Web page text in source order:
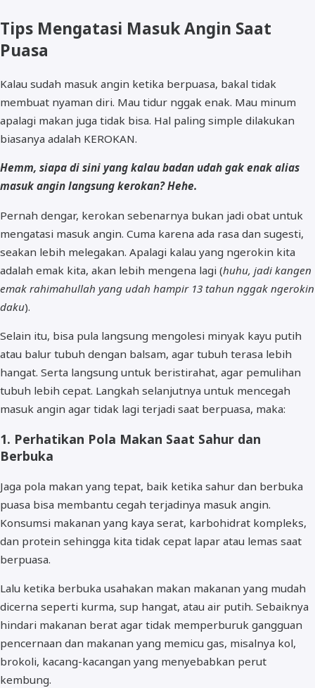
Tips Mengatasi Masuk Angin Saat
Puasa
Kalau sudah masuk angin ketika berpuasa, bakal tidak
membuat nyaman diri. Mau tidur nggak enak. Mau minum
apalagi makan juga tidak bisa. Hal paling simple dilakukan
biasanya adalah KEROKAN.
Hemm, siapa di sini yang kalau badan udah gak enak alias
masuk angin langsung kerokan? Hehe.
Pernah dengar, kerokan sebenarnya bukan jadi obat untuk
mengatasi masuk angin. Cuma karena ada rasa dan sugesti,
seakan lebih melegakan. Apalagi kalau yang ngerokin kita
adalah emak kita, akan lebih mengena lagi (huhu, jadi kangen
emak rahimahullah yang udah hampir 13 tahun nggak ngerokin
daku).
Selain itu, bisa pula langsung mengolesi minyak kayu putih
atau balur tubuh dengan balsam, agar tubuh terasa lebih
hangat. Serta langsung untuk beristirahat, agar pemulihan
tubuh lebih cepat. Langkah selanjutnya untuk mencegah
masuk angin agar tidak lagi terjadi saat berpuasa, maka:
1. Perhatikan Pola Makan Saat Sahur dan
Berbuka
Jaga pola makan yang tepat, baik ketika sahur dan berbuka
puasa bisa membantu cegah terjadinya masuk angin.
Konsumsi makanan yang kaya serat, karbohidrat kompleks,
dan protein sehingga kita tidak cepat lapar atau lemas saat
berpuasa.
Lalu ketika berbuka usahakan makan makanan yang mudah
dicerna seperti kurma, sup hangat, atau air putih. Sebaiknya
hindari makanan berat agar tidak memperburuk gangguan
pencernaan dan makanan yang memicu gas, misalnya kol,
brokoli, kacang-kacangan yang menyebabkan perut
kembung.